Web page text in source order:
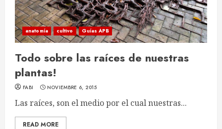
anatomía cultivo Guías APB
Todo sobre las raíces de nuestras
plantas!
FABI NOVIEMBRE 6, 2015
Las raíces, son el medio por el cual nuestras...
READ MORE